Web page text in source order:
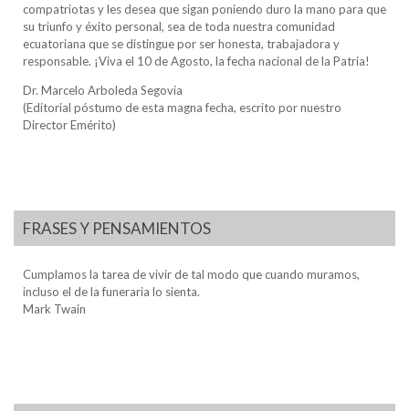
compatriotas y les desea que sigan poniendo duro la mano para que
su triunfo y éxito personal, sea de toda nuestra comunidad
ecuatoriana que se distingue por ser honesta, trabajadora y
responsable. ¡Viva el 10 de Agosto, la fecha nacional de la Patria!
Dr. Marcelo Arboleda Segovia
(Editorial póstumo de esta magna fecha, escrito por nuestro
Director Emérito)
FRASES Y PENSAMIENTOS
Cumplamos la tarea de vivir de tal modo que cuando muramos,
incluso el de la funeraria lo sienta.
Mark Twain